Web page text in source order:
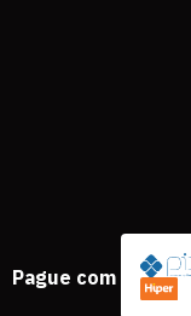
Pague com